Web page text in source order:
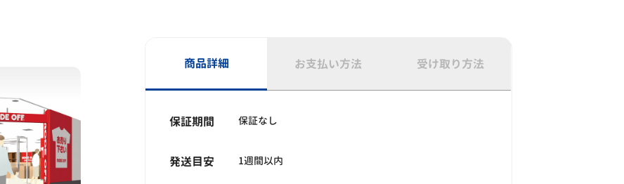
商品詳細 お支払い方法 受け取り方法
保証期間 保証なし
発送目安 1週間以内